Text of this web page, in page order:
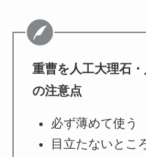
重曹を人工大理石
の注意点
必ず薄めて使う
目立たないとこ